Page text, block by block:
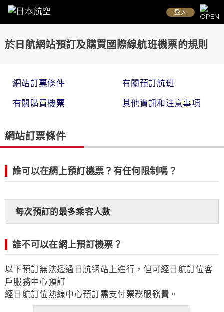
登入
於日航網站預訂及購買國際線航班機票的規則
網站訂票條件
有關預訂航班
有關購買機票
其他資訊和注意事項
網站訂票條件
誰可以在網上預訂機票？有任何限制嗎？
每次預訂的最多乘客人數
誰不可以在網上預訂機票？
以下預訂無法透過日航網站上進行，但可經日航訂位客
戶服務中心預訂
經日航訂位熱線中心預訂需支付票務服務費。